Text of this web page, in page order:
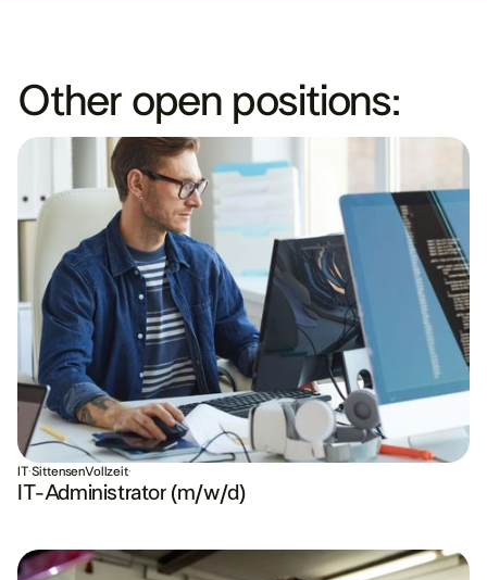
Other open positions:
IT·SittensenVollzeit·
IT-Administrator (m/w/d)